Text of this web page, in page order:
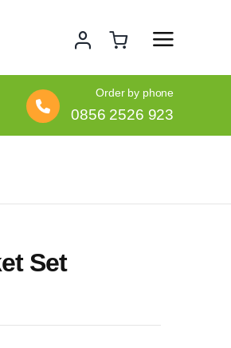
Order by phone
0856 2526 923
Set